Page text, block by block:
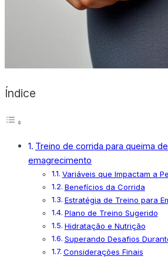
Índice
Treino de corrida para queima
emagrecimento
Variáveis que Impactam a
Benefícios da Corrida
Estratégia de Treino para
Plano de Treino Sugerido
Hidratação e Nutrição
Superando Desafios
Considerações Finais